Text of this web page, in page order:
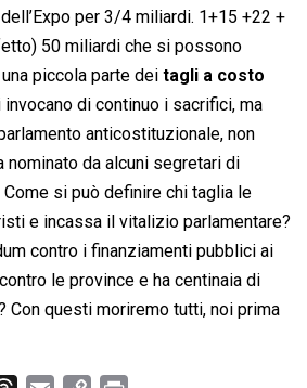
dell’Expo per 3/4 miliardi. 1+15 +22 +
50 miliardi che si possono
piccola parte dei tagli a costo
di continuo i sacrifici, ma
anticostituzionale, non
nominato da alcuni segretari di
si può definire chi taglia le
e incassa il vitalizio parlamentare?
contro i finanziamenti pubblici ai
le province e ha centinaia di
Con questi moriremo tutti, noi prima